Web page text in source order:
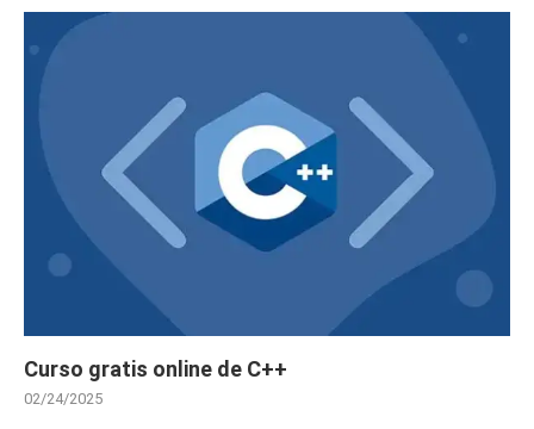
Curso gratis online de C++
02/24/2025